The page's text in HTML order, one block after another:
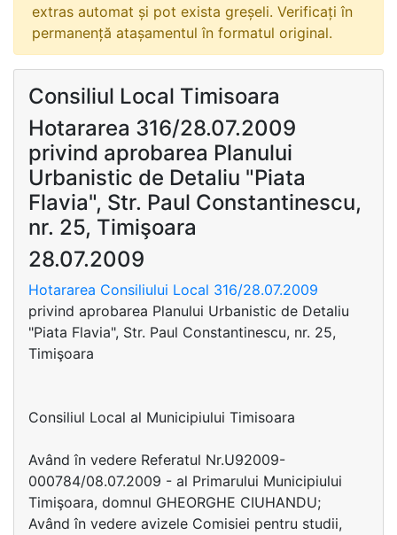
extras automat și pot exista greșeli. Verificați în
permanență atașamentul în formatul original.
Consiliul Local Timisoara
Hotararea 316/28.07.2009
privind aprobarea Planului
Urbanistic de Detaliu "Piata
Flavia", Str. Paul Constantinescu,
nr. 25, Timişoara
28.07.2009
Hotararea Consiliului Local 316/28.07.2009
privind aprobarea Planului Urbanistic de Detaliu
"Piata Flavia", Str. Paul Constantinescu, nr. 25,
Timişoara
Consiliul Local al Municipiului Timisoara
Având în vedere Referatul Nr.U92009-
000784/08.07.2009 - al Primarului Municipiului
Timişoara, domnul GHEORGHE CIUHANDU;
Având în vedere avizele Comisiei pentru studii,